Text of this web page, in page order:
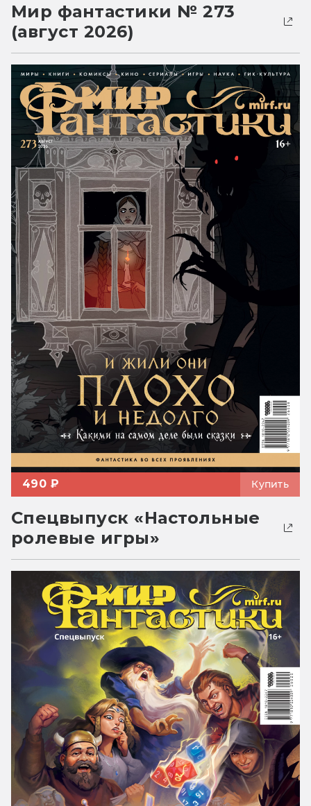
Мир фантастики № 273
(август 2026)
490 ₽ Купить
Спецвыпуск «Настольные
ролевые игры»